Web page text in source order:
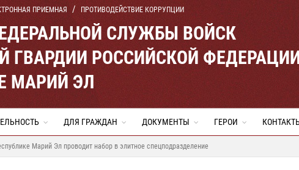
ПРИЕМНАЯ ПРОТИВОДЕЙСТВИЕ КОРРУПЦИИ
СЛУЖБЫ ВОЙСК
ГВАРДИИ РОССИЙСКОЙ
МАРИЙ ЭЛ
ДЛЯ ГРАЖДАН ДОКУМЕНТЫ ГЕРОИ
Марий Эл проводит набор в элитное спецподразделение